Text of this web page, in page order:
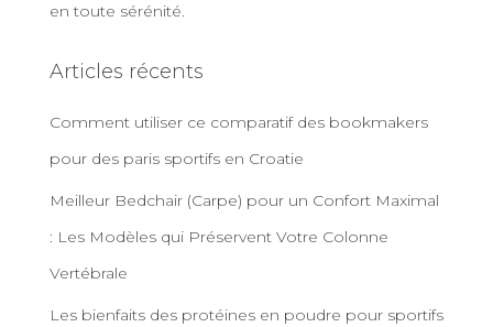
en toute sérénité.
Articles récents
Comment utiliser ce comparatif des bookmakers
pour des paris sportifs en Croatie
Meilleur Bedchair (Carpe) pour un Confort Maximal
: Les Modèles qui Préservent Votre Colonne
Vertébrale
Les bienfaits des protéines en poudre pour sportifs